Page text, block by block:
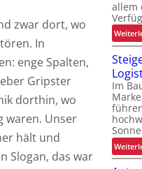
zwar dort, wo
In
enge Spalten,
Gripster
dorthin, wo
waren. Unser
hält und
Slogan, das war
allem
Im